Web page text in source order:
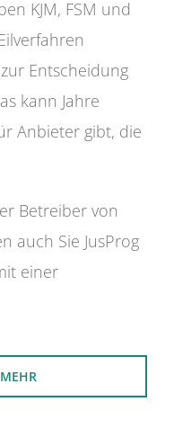
KJM, FSM und
Entscheidung
kann Jahre
Anbieter gibt, die
Betreiber von
auch Sie JusProg
einer